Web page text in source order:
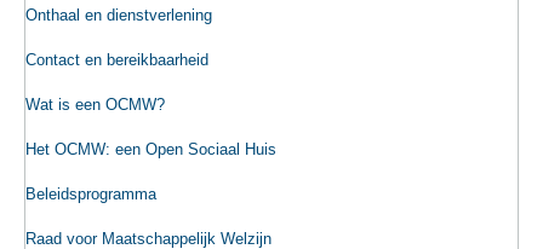
Onthaal en dienstverlening
Contact en bereikbaarheid
Wat is een OCMW?
Het OCMW: een Open Sociaal Huis
Beleidsprogramma
Raad voor Maatschappelijk Welzijn